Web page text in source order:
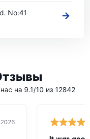
No:41
на 9.1/10 из 12842